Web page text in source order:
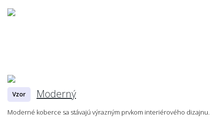
Vzor Moderný
Moderné koberce sa stávajú výrazným prvkom interiérového dizajnu.